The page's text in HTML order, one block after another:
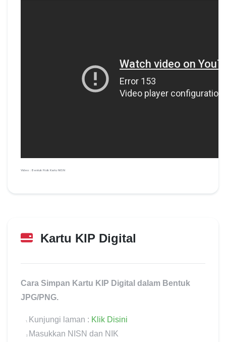
Video : Bentuk Fisik Kartu NISN
Kartu KIP Digital
Cara Simpan Kartu KIP Digital dalam Bentuk
JPG/PNG.
Kunjungi laman : Klik Disini
Masukkan NISN dan NIK